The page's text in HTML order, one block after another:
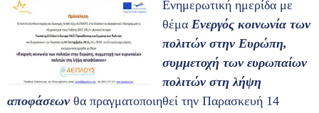
Eνημερωτική ημερίδα με
θέμα Ενεργός κοινωνία των
πολιτών στην Ευρώπη,
συμμετοχή των ευρωπαίων
πολιτών στη λήψη
αποφάσεων θα πραγματοποιηθεί την Παρασκευή 14